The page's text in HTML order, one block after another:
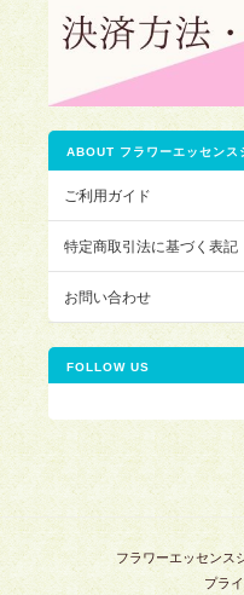
ABOUT フラワーエッセン
ご利用ガイド
特定商取引法に基づく表記
お問い合わせ
FOLLOW US
フラワーエッセンス
プラ